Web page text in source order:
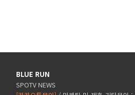
BLUE RUN
SPOTV NEWS